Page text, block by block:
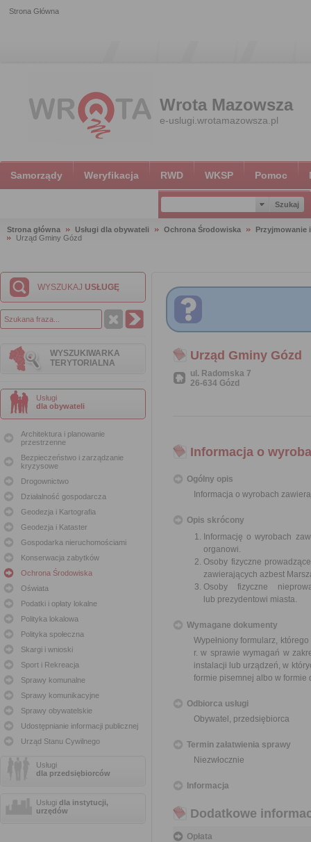
Strona Główna
Wrota Mazowsza
e-uslugi.wrotamazowsza.pl
Samorządy Weryfikacja RWD WKSP Pomoc
Strona główna Usługi dla obywateli Ochrona Środowiska
Przyjmowanie
Urząd Gminy Gózd
WYSZUKAJ USŁUGĘ
WYSZUKIWARKA
TERYTORIALNA
Usługi
dla obywateli
Architektura i planowanie
przestrzenne
Bezpieczeństwo i zarządzanie
kryzysowe
Drogownictwo
Działalność gospodarcza
Geodezja i Kartografia
Geodezja i Kataster
Gospodarka nieruchomościami
Konserwacja zabytków
Ochrona Środowiska
Oświata
Podatki i opłaty lokalne
Polityka lokalowa
Polityka społeczna
Skargi i wnioski
Sport i Rekreacja
Sprawy komunalne
Sprawy komunikacyjne
Sprawy obywatelskie
Udostępnianie informacji publicznej
Urząd Stanu Cywilnego
Usługi
dla przedsiębiorców
Usługi dla instytucji,
urzędów
Urząd Gminy Gózd
ul. Radomska 7
26-634 Gózd
Informacja o
Ogólny opis
Informacja o wyrobach
Opis skrócony
Informację o wyrobach
organowi.
Osoby fizyczne
zawierających azbest
Osoby fizyczne
lub prezydentowi miasta.
Wymagane dokumenty
Wypełniony formularz,
r. w sprawie wymagań w
instalacji lub urządzeń, w
formie pisemnej albo w formie
Odbiorca usługi
Obywatel, przedsiębiorca
Termin załatwienia sprawy
Niezwłocznie
Informacja
Dodatkowe
Opłata